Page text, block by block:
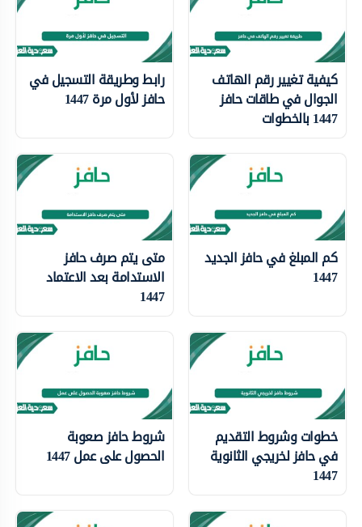
كيفية تغيير رقم الهاتف
الجوال في طاقات حافز
1447 بالخطوات
رابط وطريقة التسجيل في
حافز لأول مرة 1447
كم المبلغ في حافز الجديد
1447
متى يتم صرف حافز
الاستدامة بعد الاعتماد
1447
خطوات وشروط التقديم
في حافز لخريجي الثانوية
1447
شروط حافز صعوبة
الحصول على عمل 1447